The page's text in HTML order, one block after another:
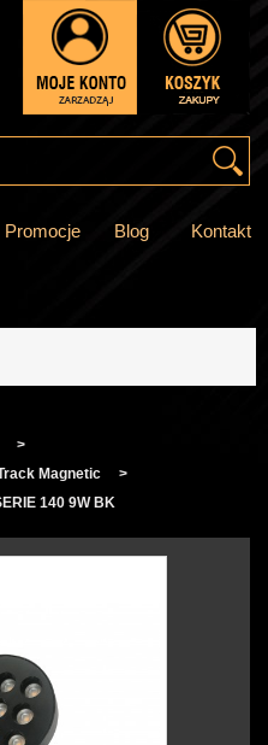
Promocje Blog Kontakt
>
Magnetic
>
140 9W BK